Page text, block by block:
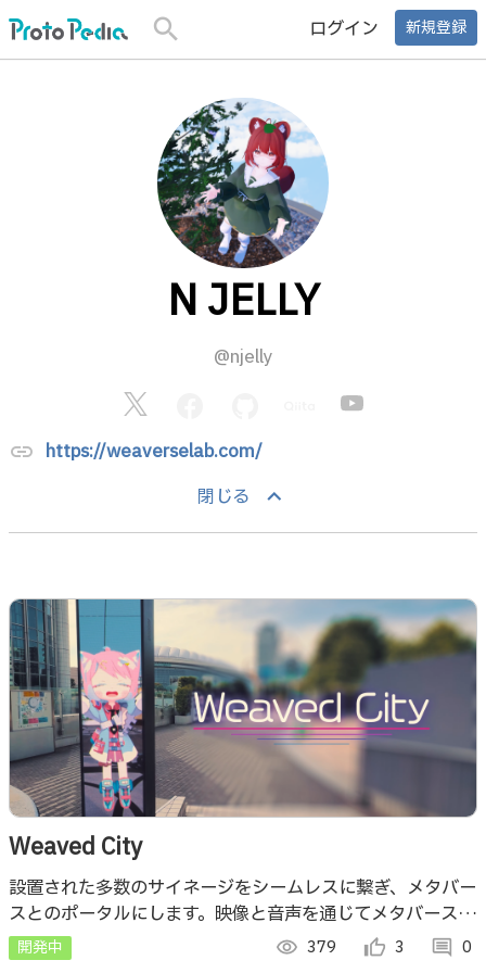
search ログイン 新規登録
N JELLY
@njelly
link https://weaverselab.com/
閉じる
keyboard_arrow_up
Weaved City
設置された多数のサイネージをシームレスに繋ぎ、メタバー
スとのポータルにします。映像と音声を通じてメタバース↔️
現実のコミュニケーションが可能です。
開発中 visibility 379 thumb_up_alt 3 comment 0